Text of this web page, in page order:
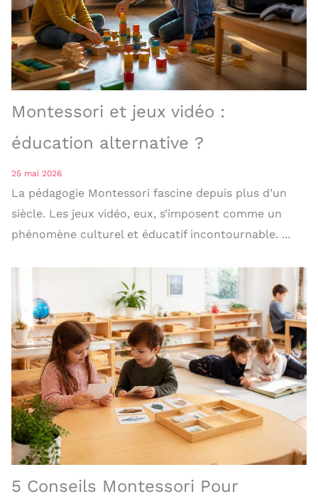
Montessori et jeux vidéo :
éducation alternative ?
25 mai 2026
La pédagogie Montessori fascine depuis plus d’un
siècle. Les jeux vidéo, eux, s’imposent comme un
phénomène culturel et éducatif incontournable. ...
5 Conseils Montessori Pour